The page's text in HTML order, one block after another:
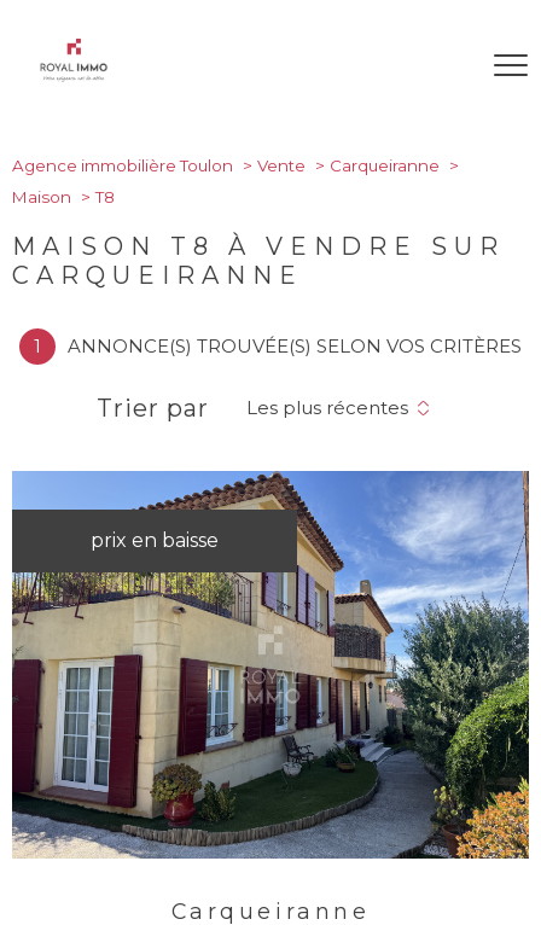
Agence immobilière Toulon Vente
Carqueiranne
Maison
T8
MAISON T8 À VENDRE SUR
CARQUEIRANNE
1 ANNONCE(S) TROUVÉE(S) SELON VOS CRITÈRES
Trier par Les plus récentes
prix en baisse
Carqueiranne